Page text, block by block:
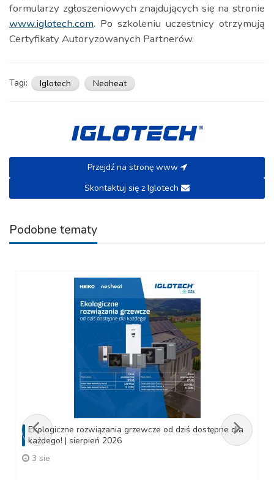
formularzy zgłoszeniowych znajdujących się na stronie
www.iglotech.com. Po szkoleniu uczestnicy otrzymują
Certyfikaty Autoryzowanych Partnerów.
Tagi: Iglotech Neoheat
Przejdź na stronę www
Skontaktuj się z Iglotech
Podobne tematy
Ekologiczne rozwiązania grzewcze od dziś dostępne dla
każdego! | sierpień 2026
3 sie